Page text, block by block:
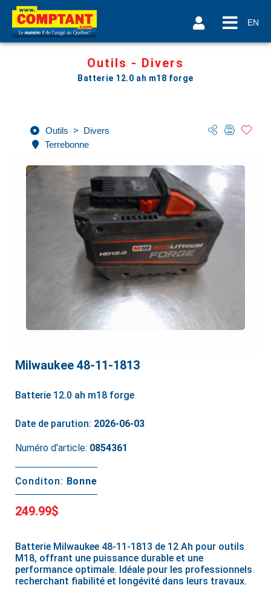
EN
Outils - Divers
Batterie 12.0 ah m18 forge
Outils > Divers
Terrebonne
Milwaukee 48-11-1813
Batterie 12.0 ah m18 forge
Date de parution: 2026-06-03
Numéro d’article: 0854361
Conditon: Bonne
249.99$
Batterie Milwaukee 48-11-1813 de 12 Ah pour outils
M18, offrant une puissance durable et une
performance optimale. Idéale pour les professionnels
recherchant fiabilité et longévité dans leurs travaux.